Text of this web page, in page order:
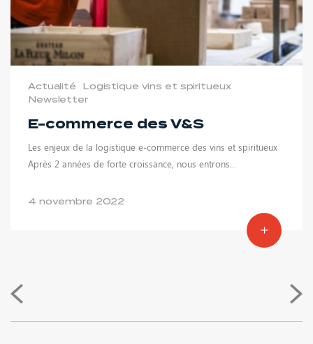
Actualité
Logistique vins et spiritueux
Newsletter
E-commerce des V&S
Les enjeux de la logistique e-commerce des vins et spiritueux
Après 2 années de forte croissance, nous entrons...
4 novembre 2022